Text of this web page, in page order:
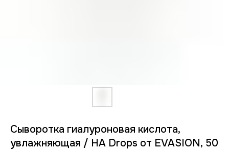
Сыворотка гиалуроновая кислота,
увлажняющая / HA Drops от EVASION, 50